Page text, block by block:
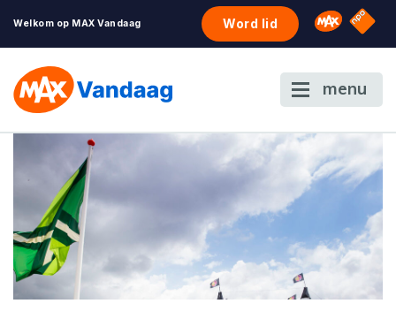
Welkom op MAX Vandaag Word lid Omroep
NPO
menu